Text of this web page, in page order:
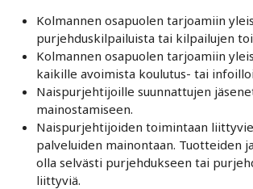
Kolmannen osapuolen tarjoamiin
purjehduskilpailuista tai kilpailujen
Kolmannen osapuolen tarjoamiin
kaikille avoimista koulutus- tai
Naispurjehtijoille suunnattujen
mainostamiseen.
Naispurjehtijoiden toimintaan
palveluiden mainontaan. Tuotteiden
olla selvästi purjehdukseen tai
liittyviä.